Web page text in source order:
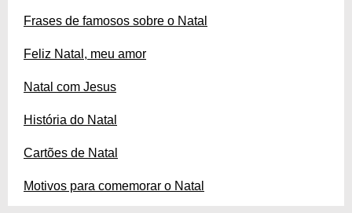
Frases de famosos sobre o Natal
Feliz Natal, meu amor
Natal com Jesus
História do Natal
Cartões de Natal
Motivos para comemorar o Natal